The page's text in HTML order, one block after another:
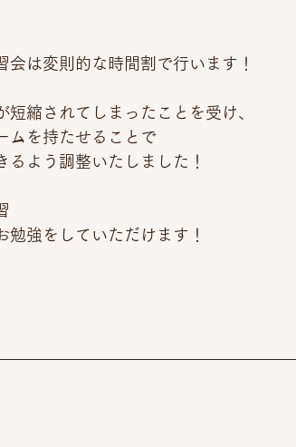
は変則的な時間割で行います！
縮されてしまったことを受け、
ムを持たせることで
よう調整いたしました！
強をしていただけます！